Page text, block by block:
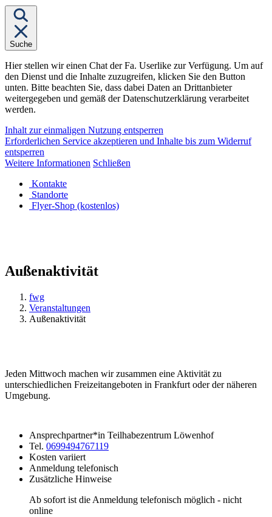
Suche
Hier stellen wir einen Chat der Fa. Userlike zur Verfügung. Um auf
den Dienst und die Inhalte zuzugreifen, klicken Sie den Button
unten. Bitte beachten Sie, dass dabei Daten an Drittanbieter
weitergegeben und gemäß der Datenschutzerklärung verarbeitet
werden.
Inhalt zur einmaligen Nutzung entsperren
Erforderlichen Service akzeptieren und Inhalte bis zum Widerruf
entsperren
Weitere Informationen Schließen
Kontakte
Standorte
Flyer-Shop (kostenlos)
Außenaktivität
fwg
Veranstaltungen
Außenaktivität
Jeden Mittwoch machen wir zusammen eine Aktivität zu
unterschiedlichen Freizeitangeboten in Frankfurt oder der näheren
Umgebung.
Ansprechpartner*in Teilhabezentrum Löwenhof
Tel. 0699494767119
Kosten variiert
Anmeldung telefonisch
Zusätzliche Hinweise
Ab sofort ist die Anmeldung telefonisch möglich - nicht
online